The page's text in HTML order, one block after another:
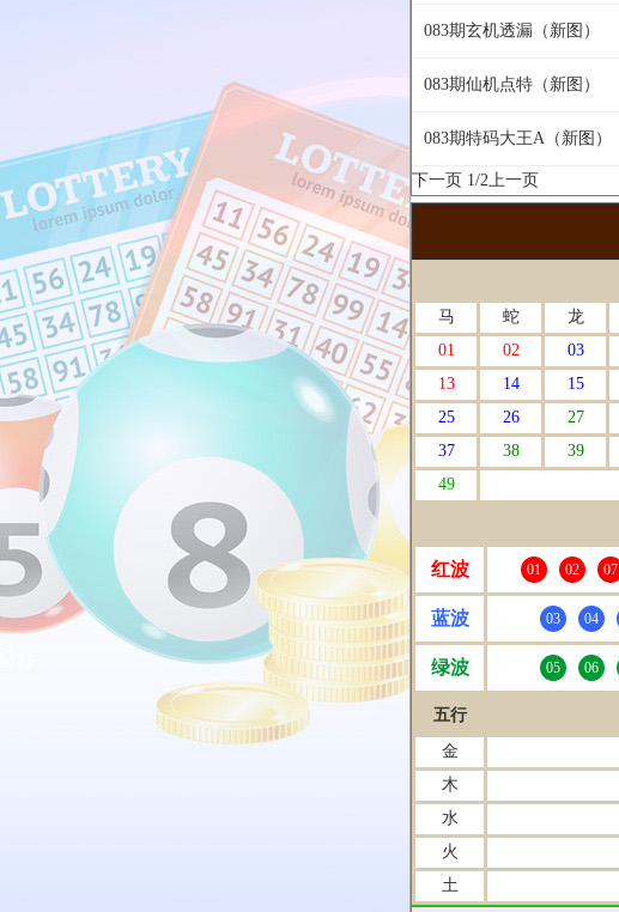
083期玄机透漏（新图）
083期仙机点特（新图）
083期特码大王A（新图）
下一页 1/2上一页
马
蛇 龙
01
02 03
13
14 15
25
26 27
37
38 39
49
红波 01 02 07
蓝波 03 04
绿波 05 06
五行
金
木
水
火
土